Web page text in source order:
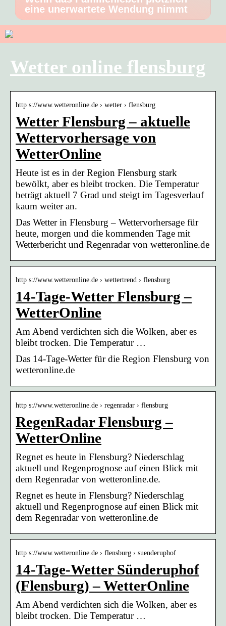
eine unerwartete Wendung nimmt
Wetter online flensburg
http s://www.wetteronline.de › wetter › flensburg
Wetter Flensburg – aktuelle
Wettervorhersage von
WetterOnline
Heute ist es in der Region Flensburg stark
bewölkt, aber es bleibt trocken. Die Temperatur
beträgt aktuell 7 Grad und steigt im Tagesverlauf
kaum weiter an.
Das Wetter in Flensburg – Wettervorhersage für
heute, morgen und die kommenden Tage mit
Wetterbericht und Regenradar von wetteronline.de
http s://www.wetteronline.de › wettertrend › flensburg
14-Tage-Wetter Flensburg –
WetterOnline
Am Abend verdichten sich die Wolken, aber es
bleibt trocken. Die Temperatur …
Das 14-Tage-Wetter für die Region Flensburg von
wetteronline.de
http s://www.wetteronline.de › regenradar › flensburg
RegenRadar Flensburg –
WetterOnline
Regnet es heute in Flensburg? Niederschlag
aktuell und Regenprognose auf einen Blick mit
dem Regenradar von wetteronline.de.
Regnet es heute in Flensburg? Niederschlag
aktuell und Regenprognose auf einen Blick mit
dem Regenradar von wetteronline.de
http s://www.wetteronline.de › flensburg › suenderuphof
14-Tage-Wetter Sünderuphof
(Flensburg) – WetterOnline
Am Abend verdichten sich die Wolken, aber es
bleibt trocken. Die Temperatur …